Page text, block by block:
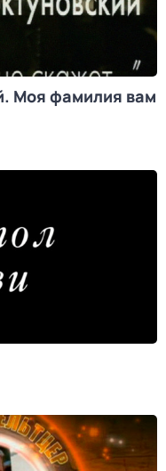
Моя фамилия вам